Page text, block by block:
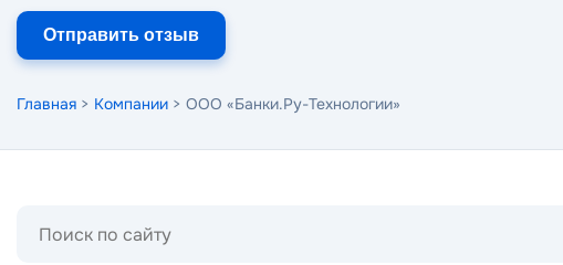
Отправить отзыв
Главная > Компании > ООО «Банки.Ру-Технологии»